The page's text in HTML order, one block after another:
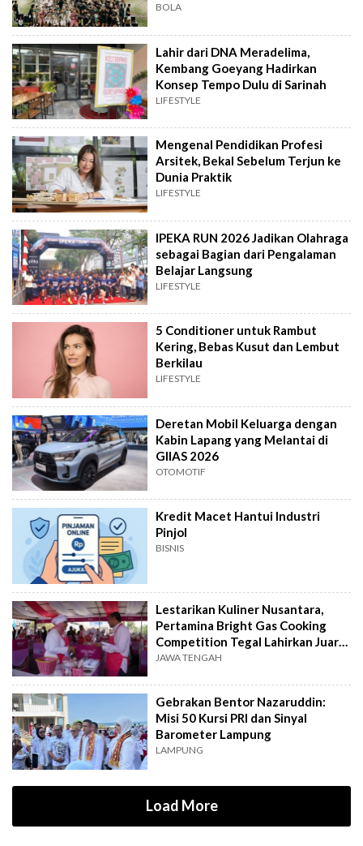
BOLA
Lahir dari DNA Meradelima,
Kembang Goeyang Hadirkan
Konsep Tempo Dulu di Sarinah
LIFESTYLE
Mengenal Pendidikan Profesi
Arsitek, Bekal Sebelum Terjun ke
Dunia Praktik
LIFESTYLE
IPEKA RUN 2026 Jadikan Olahraga
sebagai Bagian dari Pengalaman
Belajar Langsung
LIFESTYLE
5 Conditioner untuk Rambut
Kering, Bebas Kusut dan Lembut
Berkilau
LIFESTYLE
Deretan Mobil Keluarga dengan
Kabin Lapang yang Melantai di
GIIAS 2026
OTOMOTIF
Kredit Macet Hantui Industri
Pinjol
BISNIS
Lestarikan Kuliner Nusantara,
Pertamina Bright Gas Cooking
Competition Tegal Lahirkan Juara
Baru
JAWA TENGAH
Gebrakan Bentor Nazaruddin:
Misi 50 Kursi PRI dan Sinyal
Barometer Lampung
LAMPUNG
Load More